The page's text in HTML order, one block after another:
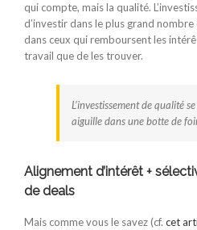
qui compte, mais la qualité.
d’investir dans le plus grand
dans ceux qui remboursent les
travail que de les trouver.
L’investissement de qualité
aiguille dans une botte de
Alignement d’intérêt +
de deals
Mais comme vous le savez (cf. cet